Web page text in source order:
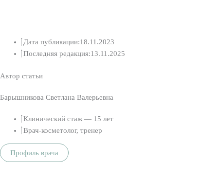
Дата публикации:18.11.2023
Последняя редакция:13.11.2025
Автор статьи
Барышникова Светлана Валерьевна
Клинический стаж — 15 лет
Врач-косметолог, тренер
Профиль врача